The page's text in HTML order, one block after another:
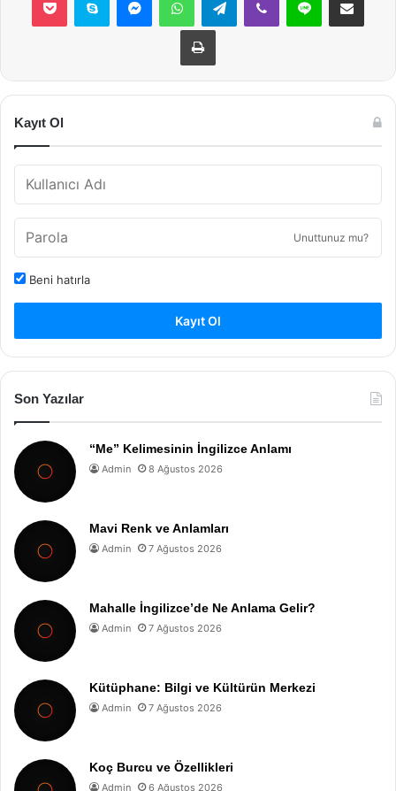
Yazdır
Kayıt Ol
Unuttunuz mu?
Beni hatırla
Kayıt Ol
Son Yazılar
“Me” Kelimesinin İngilizce Anlamı
Admin 8 Ağustos 2026
Mavi Renk ve Anlamları
Admin 7 Ağustos 2026
Mahalle İngilizce’de Ne Anlama Gelir?
Admin 7 Ağustos 2026
Kütüphane: Bilgi ve Kültürün Merkezi
Admin 7 Ağustos 2026
Koç Burcu ve Özellikleri
Admin 6 Ağustos 2026